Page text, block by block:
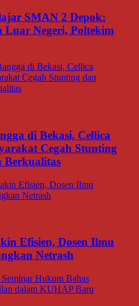
SMAN 2 Depok:
Luar Negeri, Poltekim
di Bekasi, Cellica
Cegah Stunting
Berkualitas
Efisien, Dosen Ilmu
Netrash